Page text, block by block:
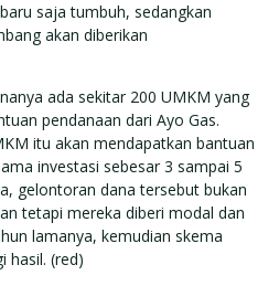
saja tumbuh, sedangkan
akan diberikan
ada sekitar 200 UMKM yang
pendanaan dari Ayo Gas.
itu akan mendapatkan bantuan
investasi sebesar 3 sampai 5
gelontoran dana tersebut bukan
tetapi mereka diberi modal dan
lamanya, kemudian skema
hasil. (red)